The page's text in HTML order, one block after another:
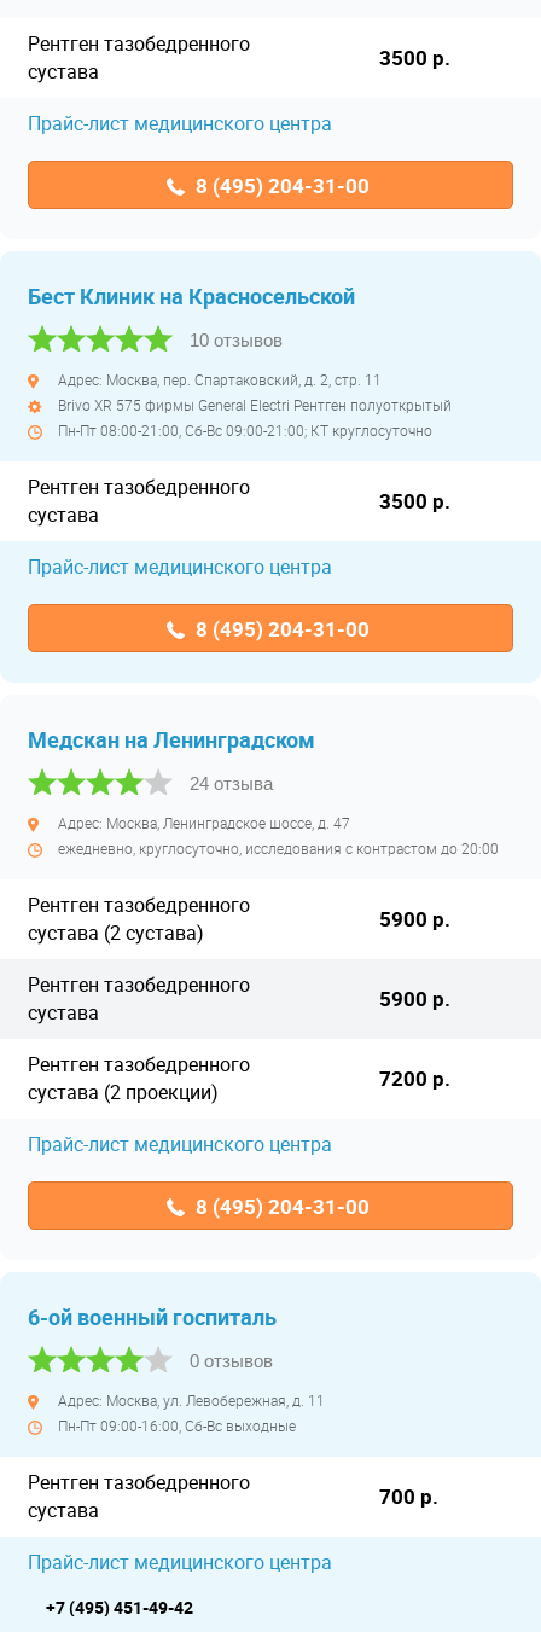
Рентген тазобедренного
сустава
3500 р.
Прайс-лист медицинского центра
8 (495) 204-31-00
Бест Клиник на Красносельской
10 отзывов
Адрес: Москва, пер. Спартаковский, д. 2, стр. 11
Brivo XR 575 фирмы General Electri Рентген полуоткрытый
Пн-Пт 08:00-21:00, Сб-Вс 09:00-21:00; КТ круглосуточно
Рентген тазобедренного
сустава
3500 р.
Прайс-лист медицинского центра
8 (495) 204-31-00
Медскан на Ленинградском
24 отзыва
Адрес: Москва, Ленинградское шоссе, д. 47
ежедневно, круглосуточно, исследования с контрастом до 20:00
Рентген тазобедренного
сустава (2 сустава)
5900 р.
Рентген тазобедренного
сустава
5900 р.
Рентген тазобедренного
сустава (2 проекции)
7200 р.
Прайс-лист медицинского центра
8 (495) 204-31-00
6-ой военный госпиталь
0 отзывов
Адрес: Москва, ул. Левобережная, д. 11
Пн-Пт 09:00-16:00, Сб-Вс выходные
Рентген тазобедренного
сустава
700 р.
Прайс-лист медицинского центра
+7 (495) 451-49-42